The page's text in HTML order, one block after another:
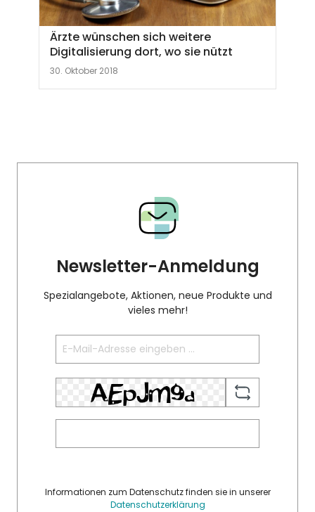
Ärzte wünschen sich weitere
Digitalisierung dort, wo sie nützt
30. Oktober 2018
Newsletter-Anmeldung
Spezialangebote, Aktionen, neue Produkte und
vieles mehr!
Informationen zum Datenschutz finden sie in unserer
Datenschutzerklärung